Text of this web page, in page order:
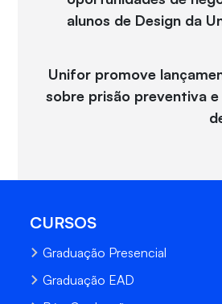
alunos de Design da
Unifor promove
sobre prisão preventiva
CURSOS
Graduação Presencial
Graduação EAD